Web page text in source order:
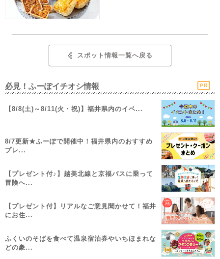
スポット情報一覧へ戻る
必見！ふーぽイチオシ情報 PR
【8/8(土)～8/11(火・祝)】福井県内のイベ...
8/7更新★ふーぽで開催中！福井県内のおすすめ
プレ...
【プレゼント付♪】越美北線と京福バスに乗って
冒険へ...
【プレゼント付】リアルなご意見聞かせて！福井
にお住...
ふくいのそばを食べて温泉宿泊券やいちほまれな
どの豪...